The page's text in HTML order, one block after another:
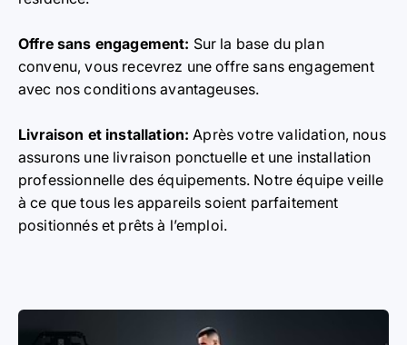
Offre sans engagement: Sur la base du plan
convenu, vous recevrez une offre sans engagement
avec nos conditions avantageuses.
Livraison et installation: Après votre validation, nous
assurons une livraison ponctuelle et une installation
professionnelle des équipements. Notre équipe veille
à ce que tous les appareils soient parfaitement
positionnés et prêts à l’emploi.